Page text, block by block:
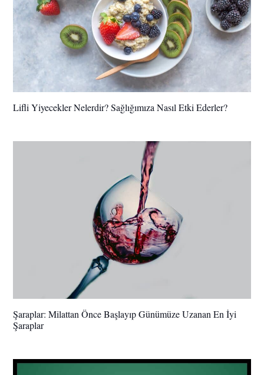
Lifli Yiyecekler Nelerdir? Sağlığımıza Nasıl Etki Ederler?
Şaraplar: Milattan Önce Başlayıp Günümüze Uzanan En İyi
Şaraplar